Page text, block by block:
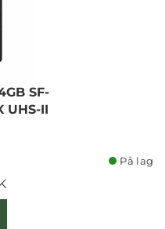
SF-
UHS-II
På lager